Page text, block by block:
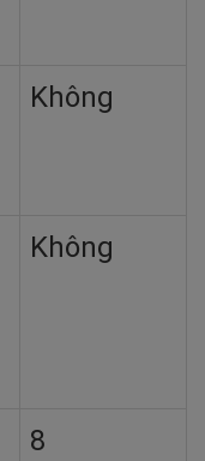
Không
Không
8